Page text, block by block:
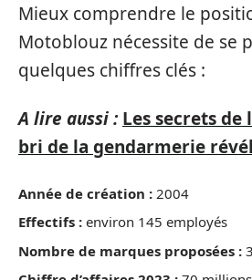
Mieux comprendre le
Motoblouz nécessite de se
quelques chiffres clés :
A lire aussi : Les secrets
bri de la gendarmerie
Année de création : 2004
Effectifs : environ 145 employés
Nombre de marques proposées :